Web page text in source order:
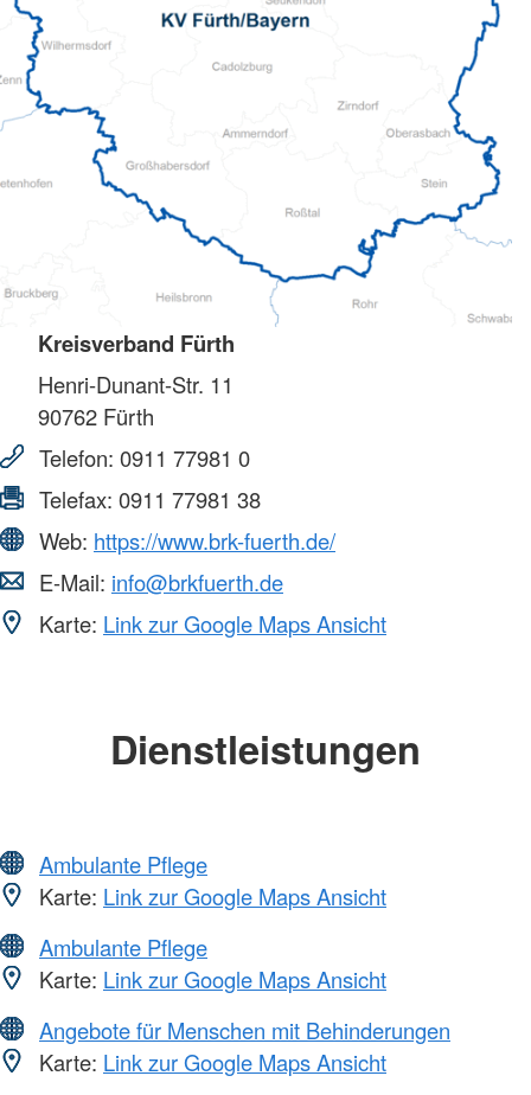
Kreisverband Fürth
Henri-Dunant-Str. 11
90762 Fürth
Telefon: 0911 77981 0
Telefax: 0911 77981 38
Web: https://www.brk-fuerth.de/
E-Mail: info@brkfuerth.de
Karte: Link zur Google Maps Ansicht
Dienstleistungen
Ambulante Pflege
Karte: Link zur Google Maps Ansicht
Ambulante Pflege
Karte: Link zur Google Maps Ansicht
Angebote für Menschen mit Behinderungen
Karte: Link zur Google Maps Ansicht